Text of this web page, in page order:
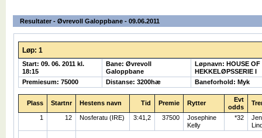
Resultater - Øvrevoll Galoppbane - 09.06.2011
Løp: 1
Start: 09. 06. 2011 kl.
18:15
Bane: Øvrevoll
Galoppbane
Løpnavn: HOUSE OF
HEKKELØPSSERIE I
Premiesum: 75000
Distanse: 3200hæ Baneforhold: Myk
Plass Startnr Hestens navn Tid Premie Rytter
Evt
odds
1 12 Nosferatu (IRE) 3:41,2 37500
Josephine
Kelly
*32